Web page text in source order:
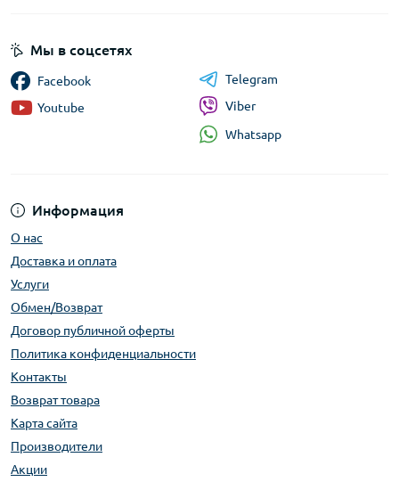
Информация
О нас
Доставка и оплата
Услуги
Обмен/Возврат
Договор публичной оферты
Политика конфиденциальности
Контакты
Возврат товара
Карта сайта
Производители
Акции
Мы в соцсетях
Facebook
Youtube
Telegram
Viber
Whatsapp